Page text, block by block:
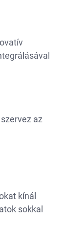
az
kínál
sokkal